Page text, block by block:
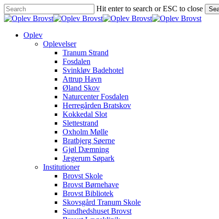
Skip
to
main
content
Hit enter to search or ESC to close
Close
Menu
Oplev
Oplevelser
Tranum Strand
Fosdalen
Svinkløv Badehotel
Attrup Havn
Øland Skov
Naturcenter Fosdalen
Herregården Bratskov
Kokkedal Slot
Slettestrand
Oxholm Mølle
Bratbjerg Søerne
Gjøl Dæmning
Jægerum Søpark
Institutioner
Brovst Skole
Brovst Børnehave
Brovst Bibliotek
Skovsgård Tranum Skole
Sundhedshuset Brovst